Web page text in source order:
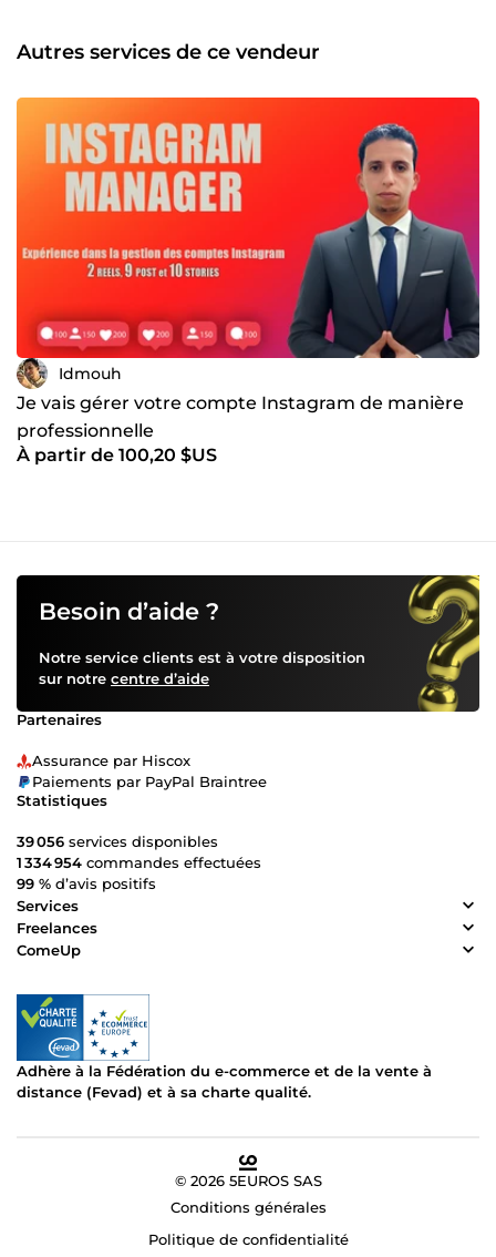
Autres services de ce vendeur
Idmouh
Je vais gérer votre compte Instagram de manière
professionnelle
À partir de 100,20 $US
Besoin d’aide ?
Notre service clients est à votre disposition
sur notre centre d’aide
Partenaires
Assurance par Hiscox
Paiements par PayPal Braintree
Statistiques
39 056 services disponibles
1 334 954 commandes effectuées
99 % d’avis positifs
Services
Freelances
ComeUp
Adhère à la Fédération du e-commerce et de la vente à
distance (Fevad) et à sa charte qualité.
© 2026 5EUROS SAS
Conditions générales
Politique de confidentialité